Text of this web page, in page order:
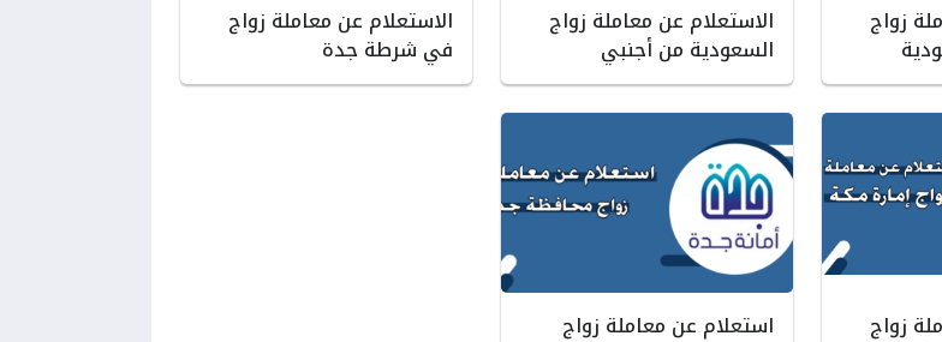
زواج الاستعلام عن معاملة زواج
السعودية من أجنبي
الاستعلام عن معاملة زواج
في شرطة جدة
زواج استعلام عن معاملة زواج